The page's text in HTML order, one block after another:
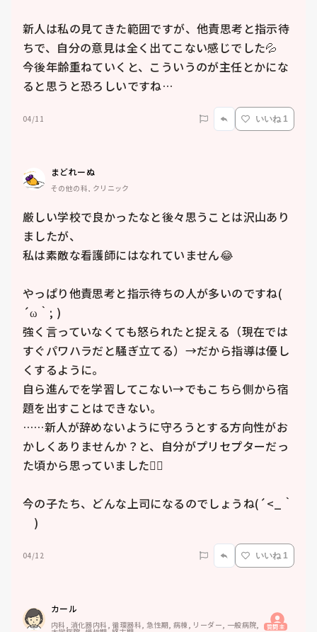
新人は私の見てきた範囲ですが、他責思考と指示待
ちで、自分の意見は全く出てこない感じでした💦
今後年齢重ねていくと、こういうのが主任とかにな
ると思うと恐ろしいですね…
04/11 いいね 1
まどれーぬ
その他の科, クリニック
厳しい学校で良かったなと後々思うことは沢山あり
ましたが、
私は素敵な看護師にはなれていません😂
やっぱり他責思考と指示待ちの人が多いのですね(
´ω｀; )
強く言っていなくても怒られたと捉える（現在では
すぐパワハラだと騒ぎ立てる）→だから指導は優し
くするように。
自ら進んでを学習してこない→でもこちら側から宿
題を出すことはできない。
……新人が辞めないように守ろうとする方向性がお
かしくありませんか？と、自分がプリセプターだっ
た頃から思っていました😮‍💨
今の子たち、どんな上司になるのでしょうね(´<_｀
)
04/12 いいね 1
カール
内科, 消化器内科, 循環器科, 急性期, 病棟, リーダー, 一般病院, 質問主